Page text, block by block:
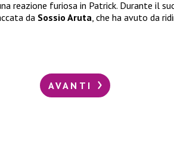
reazione furiosa in Patrick. Durante il
da Sossio Aruta, che ha avuto da
AVANTI